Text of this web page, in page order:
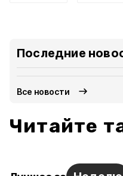
Последние
Все новости
Читайте